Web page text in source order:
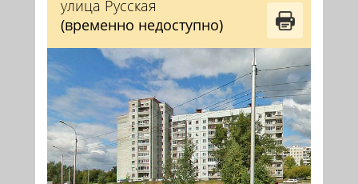
улица Русская
(временно недоступно)